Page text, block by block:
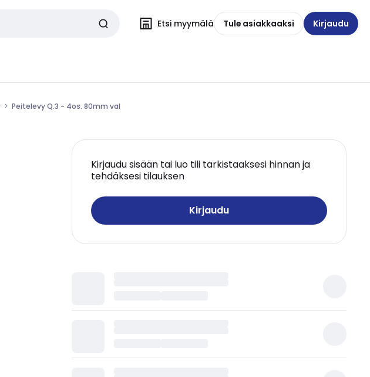
Etsi myymälä Tule asiakkaaksi Kirjaudu
Peitelevy Q.3 - 4os. 80mm val
Kirjaudu sisään tai luo tili tarkistaaksesi hinnan ja
tehdäksesi tilauksen
Kirjaudu